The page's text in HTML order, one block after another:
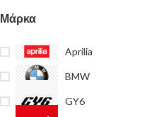
Μάρκα
Aprilia
BMW
GY6